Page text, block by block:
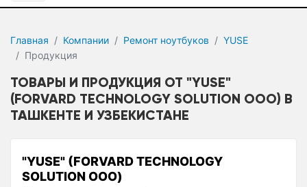
Главная Компании Ремонт ноутбуков
YUSE
Продукция
ТОВАРЫ И ПРОДУКЦИЯ ОТ "YUSE"
(FORVARD TECHNOLOGY SOLUTION ООО) В
ТАШКЕНТЕ И УЗБЕКИСТАНЕ
"YUSE" (FORVARD TECHNOLOGY
SOLUTION ООО)